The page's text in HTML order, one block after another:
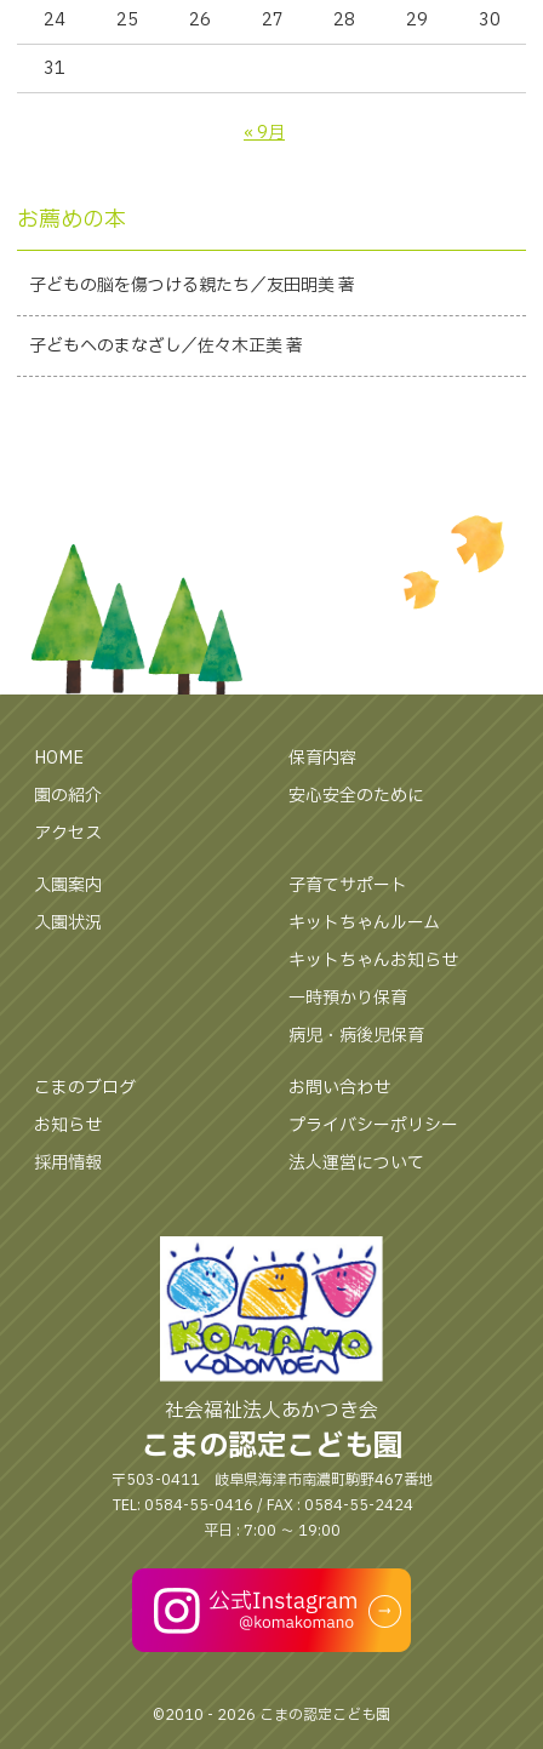
24
25 26 27 28 29
30
31
« 9月
お薦めの本
子どもの脳を傷つける親たち／友田明美 著
子どもへのまなざし／佐々木正美 著
HOME
園の紹介
アクセス
保育内容
安心安全のために
入園案内
入園状況
子育てサポート
キットちゃんルーム
キットちゃんお知らせ
一時預かり保育
病児・病後児保育
こまのブログ
お知らせ
採用情報
お問い合わせ
プライバシーポリシー
法人運営について
社会福祉法人あかつき会
こまの認定こども園
〒503-0411 岐阜県海津市南濃町駒野467番地
TEL: 0584-55-0416 / FAX : 0584-55-2424
平日 : 7:00 〜 19:00
©2010 - 2026 こまの認定こども園